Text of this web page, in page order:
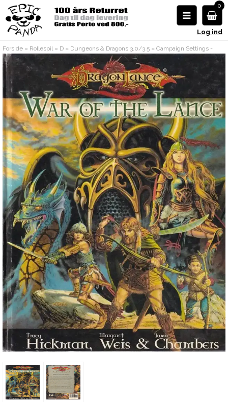
0
Log ind
Forside » Rollespil» D » Dungeons & Dragons 3.0/3.5 » Campaign Settings -
3.0/3.5
Dragonlance - 3.0/3.5